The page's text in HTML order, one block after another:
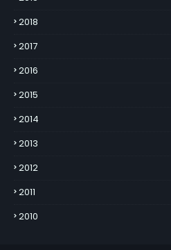
2018
2017
2016
2015
2014
2013
2012
2011
2010